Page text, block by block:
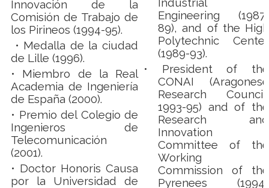
Innovación de la
Comisión de Trabajo de
los Pirineos (1994-95).
• Medalla de la ciudad
de Lille (1996).
• Miembro de la Real
Academia de Ingeniería
de España (2000).
• Premio del Colegio de
Ingenieros de
Telecomunicación
(2001).
• Doctor Honoris Causa
por la Universidad de
Engineering (1987-
89), and of the High
Polytechnic Center
(1989-93).
• President of the
CONAI (Aragonese
Research Council,
1993-95) and of the
Research and
Innovation
Committee of the
Working
Commission of the
Pyrenees (1994-